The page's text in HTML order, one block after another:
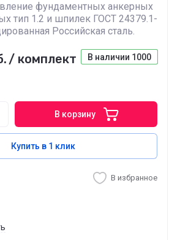
фундаментных анкерных
тип 1.2 и шпилек ГОСТ 24379.1-
Российская сталь.
В наличии 1000
/ комплект
В корзину
Купить в 1 клик
В избранное